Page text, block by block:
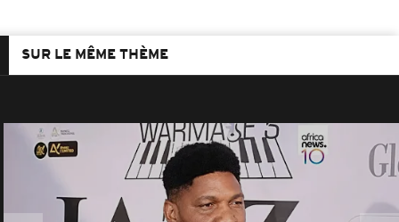
SUR LE MÊME THÈME